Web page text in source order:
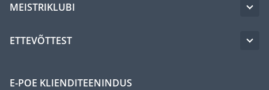
MEISTRIKLUBI
ETTEVÕTTEST
E-POE KLIENDITEENINDUS